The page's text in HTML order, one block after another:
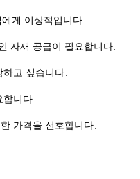
게 이상적입니다.
자재 공급이 필요합니다.
고 싶습니다.
합니다.
가격을 선호합니다.